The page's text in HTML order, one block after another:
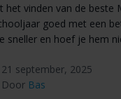
het vinden van de beste
goed met een
sneller en hoef je hem
21 september, 2025
Door Bas